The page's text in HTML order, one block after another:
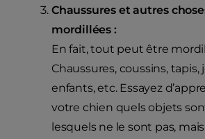
Chaussures et autres
mordillées :
En fait, tout peut être
Chaussures, coussins, tapis,
enfants, etc. Essayez
votre chien quels objets
lesquels ne le sont pas,